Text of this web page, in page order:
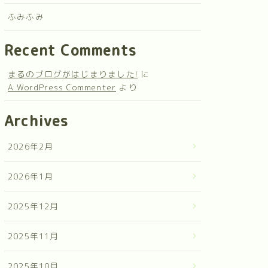
ふみふみ
Recent Comments
まるのブログがはじまりました! に
A WordPress Commenter より
Archives
2026年2月
2026年1月
2025年12月
2025年11月